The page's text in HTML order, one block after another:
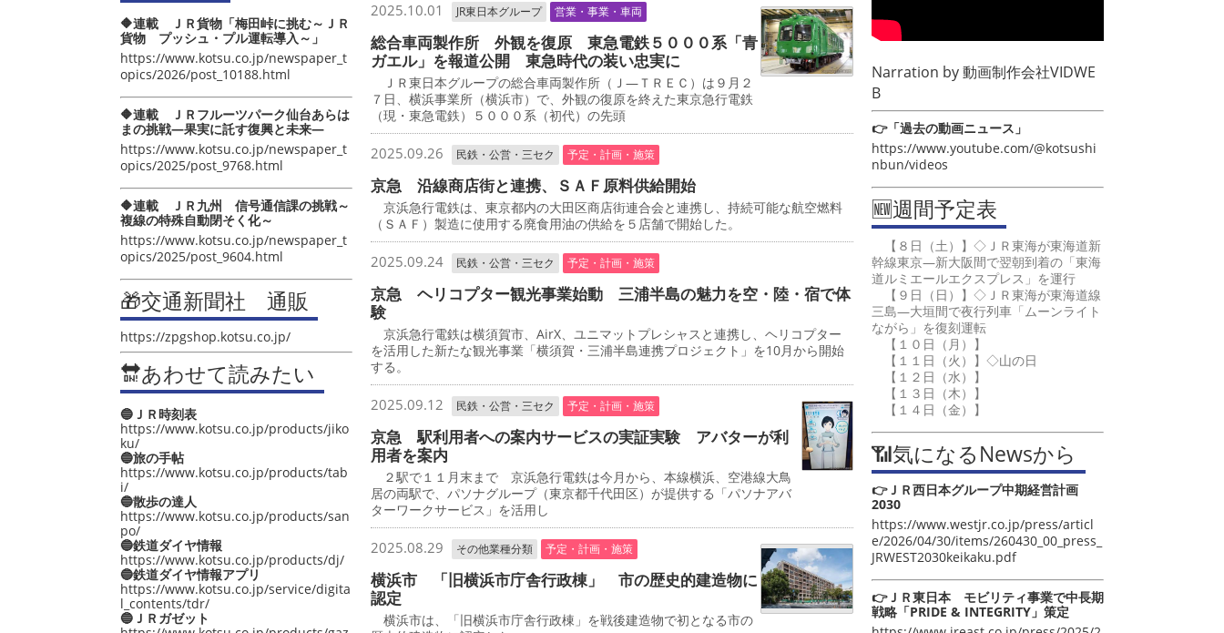
🔶連載 ＪＲ貨物「梅田峠に挑む～ＪＲ
貨物 プッシュ・プル運転導入～」
https://www.kotsu.co.jp/newspaper_t
opics/2026/post_10188.html
🔶連載 ＪＲフルーツパーク仙台あらは
まの挑戦―果実に託す復興と未来―
https://www.kotsu.co.jp/newspaper_t
opics/2025/post_9768.html
🔶連載 ＪＲ九州 信号通信課の挑戦～
複線の特殊自動閉そく化～
https://www.kotsu.co.jp/newspaper_t
opics/2025/post_9604.html
🎁交通新聞社 通販
https://zpgshop.kotsu.co.jp/
🔛あわせて読みたい
🔵ＪＲ時刻表
https://www.kotsu.co.jp/products/jiko
ku/
🔵旅の手帖
https://www.kotsu.co.jp/products/tab
i/
🔵散歩の達人
https://www.kotsu.co.jp/products/san
po/
🔵鉄道ダイヤ情報
https://www.kotsu.co.jp/products/dj/
🔵鉄道ダイヤ情報アプリ
https://www.kotsu.co.jp/service/digita
l_contents/tdr/
🔵ＪＲガゼット
2025.10.01 JR東日本グループ 営業・事業・車両
総合車両製作所 外観を復原 東急電鉄５０００系「青
ガエル」を報道公開 東急時代の装い忠実に
ＪＲ東日本グループの総合車両製作所（Ｊ―ＴＲＥＣ）は９月２
７日、横浜事業所（横浜市）で、外観の復原を終えた東京急行電鉄
（現・東急電鉄）５０００系（初代）の先頭
2025.09.26 民鉄・公営・三セク 予定・計画・施策
京急 沿線商店街と連携、ＳＡＦ原料供給開始
京浜急行電鉄は、東京都内の大田区商店街連合会と連携し、持続可能な航空燃料
（ＳＡＦ）製造に使用する廃食用油の供給を５店舗で開始した。
2025.09.24 民鉄・公営・三セク 予定・計画・施策
京急 ヘリコプター観光事業始動 三浦半島の魅力を空・陸・宿で体
験
京浜急行電鉄は横須賀市、AirX、ユニマットプレシャスと連携し、ヘリコプター
を活用した新たな観光事業「横須賀・三浦半島連携プロジェクト」を10月から開始
する。
2025.09.12 民鉄・公営・三セク 予定・計画・施策
京急 駅利用者への案内サービスの実証実験 アバターが利
用者を案内
２駅で１１月末まで 京浜急行電鉄は今月から、本線横浜、空港線大鳥
居の両駅で、パソナグループ（東京都千代田区）が提供する「パソナアバ
ターワークサービス」を活用し
2025.08.29 その他業種分類 予定・計画・施策
横浜市 「旧横浜市庁舎行政棟」 市の歴史的建造物に
認定
横浜市は、「旧横浜市庁舎行政棟」を戦後建造物で初となる市の
Narration by動画制作会社VIDWE
B
👉「過去の動画ニュース」
https://www.youtube.com/@kotsushi
nbun/videos
🆕週間予定表
【８日（土）】◇ＪＲ東海が東海道新
幹線東京―新大阪間で翌朝到着の「東海
道ルミエールエクスプレス」を運行
【９日（日）】◇ＪＲ東海が東海道線
三島―大垣間で夜行列車「ムーンライト
ながら」を復刻運転
【１０日（月）】
【１１日（火）】◇山の日
【１２日（水）】
【１３日（木）】
【１４日（金）】
📶気になるNewsから
👉ＪＲ西日本グループ中期経営計画
2030
https://www.westjr.co.jp/press/articl
e/2026/04/30/items/260430_00_press_
JRWEST2030keikaku.pdf
👉ＪＲ東日本 モビリティ事業で中長期
戦略「PRIDE & INTEGRITY」策定